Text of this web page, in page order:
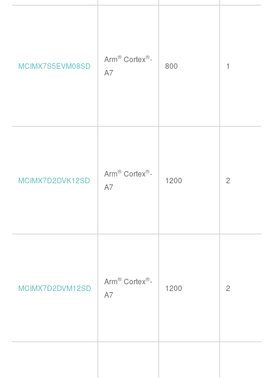
MCIMX7S5EVM08SD
Arm® Cortex®-
A7
800 1
MCIMX7D2DVK12SD
Arm® Cortex®-
A7
1200 2
MCIMX7D2DVM12SD
Arm® Cortex®-
A7
1200 2